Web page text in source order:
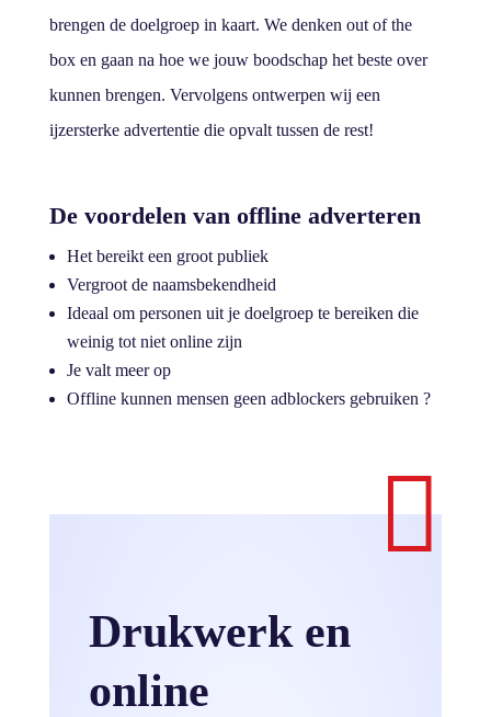
brengen de doelgroep in kaart. We denken out of the
box en gaan na hoe we jouw boodschap het beste over
kunnen brengen. Vervolgens ontwerpen wij een
ijzersterke advertentie die opvalt tussen de rest!
De voordelen van offline adverteren
Het bereikt een groot publiek
Vergroot de naamsbekendheid
Ideaal om personen uit je doelgroep te bereiken die
weinig tot niet online zijn
Je valt meer op
Offline kunnen mensen geen adblockers gebruiken ?

Drukwerk en
online